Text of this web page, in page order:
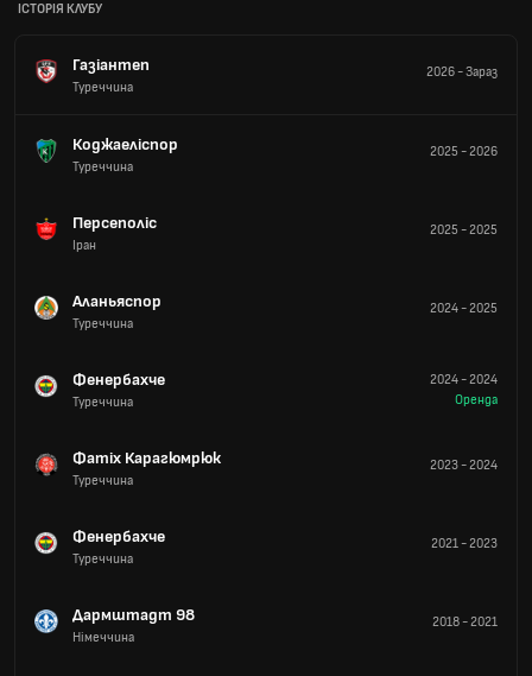
ІСТОРІЯ КЛУБУ
Газіантеп
Туреччина
2026-Зараз
Коджаеліспор
Туреччина
2025 -2026
Персеполіс
Іран
2025 -2025
Аланьяспор
Туреччина
2024-2025
Фенербахче
Туреччина
2024-2024
Оренда
Фатіх Карагюмрюк
Туреччина
2023-2024
Фенербахче
Туреччина
2021-2023
Дармштадт 98
Німеччина
2018-2021